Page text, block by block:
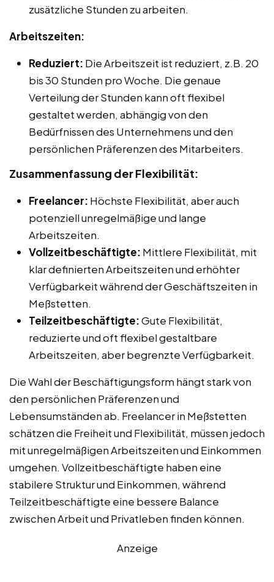
zusätzliche Stunden zu arbeiten.
Arbeitszeiten:
Reduziert: Die Arbeitszeit ist reduziert, z.B. 20
bis 30 Stunden pro Woche. Die genaue
Verteilung der Stunden kann oft flexibel
gestaltet werden, abhängig von den
Bedürfnissen des Unternehmens und den
persönlichen Präferenzen des Mitarbeiters.
Zusammenfassung der Flexibilität:
Freelancer: Höchste Flexibilität, aber auch
potenziell unregelmäßige und lange
Arbeitszeiten.
Vollzeitbeschäftigte: Mittlere Flexibilität, mit
klar definierten Arbeitszeiten und erhöhter
Verfügbarkeit während der Geschäftszeiten in
Meßstetten.
Teilzeitbeschäftigte:Gute Flexibilität,
reduzierte und oft flexibel gestaltbare
Arbeitszeiten, aber begrenzte Verfügbarkeit.
Die Wahl der Beschäftigungsform hängt stark von
den persönlichen Präferenzen und
Lebensumständen ab. Freelancer in Meßstetten
schätzen die Freiheit und Flexibilität, müssen jedoch
mit unregelmäßigen Arbeitszeiten und Einkommen
umgehen. Vollzeitbeschäftigte haben eine
stabilere Struktur und Einkommen, während
Teilzeitbeschäftigte eine bessere Balance
zwischen Arbeit und Privatleben finden können.
Anzeige